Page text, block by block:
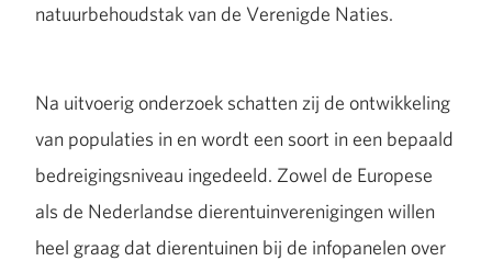
natuurbehoudstak van de Verenigde Naties.
Na uitvoerig onderzoek schatten zij de ontwikkeling
van populaties in en wordt een soort in een bepaald
bedreigingsniveau ingedeeld. Zowel de Europese
als de Nederlandse dierentuinverenigingen willen
heel graag dat dierentuinen bij de infopanelen over